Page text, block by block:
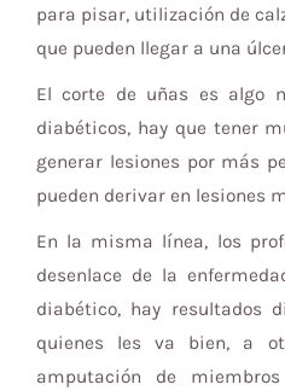
para pisar, utilización de
que pueden llegar a una
El corte de uñas es algo
diabéticos, hay que tener
generar lesiones por más
pueden derivar en lesiones
En la misma línea, los
desenlace de la
diabético, hay resultados
quienes les va bien, a
amputación de